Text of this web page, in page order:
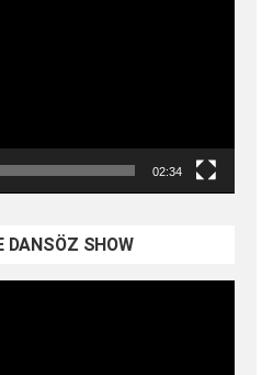
02:34
DANSÖZ SHOW